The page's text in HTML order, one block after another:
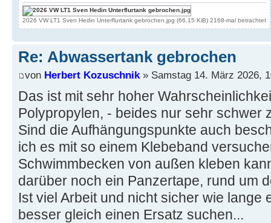
2026 VW LT1 Sven Hedin Unterflurtank gebrochen.jpg (66.15 KiB) 2168-mal betrachtet
Re: Abwassertank gebrochen
von Herbert Kozuschnik » Samstag 14. März 2026,
Das ist mit sehr hoher
Polypropylen, - beides nur sehr schwer
Sind die Aufhängungspunkte auch
ich es mit so einem Klebeband
Schwimmbecken von außen kleben
darüber noch ein Panzertape, rund um
Ist viel Arbeit und nicht sicher wie lange
besser gleich einen Ersatz suchen...